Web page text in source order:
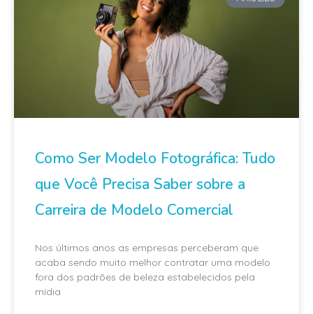
Como Ser Modelo Fotográfica: Tudo
que Você Precisa Saber sobre a
Carreira de Modelo Comercial
Nos últimos anos as empresas perceberam que
acaba sendo muito melhor contratar uma modelo
fora dos padrões de beleza estabelecidos pela
mídia